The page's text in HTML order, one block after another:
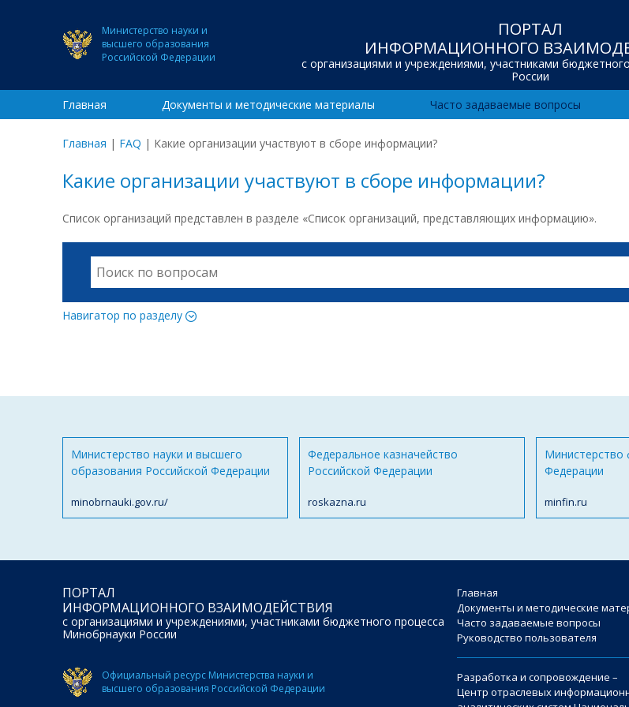
Министерство науки и
высшего образования
Российской Федерации
ПОРТАЛ
ИНФОРМАЦИОННОГО
с организациями и учреждениями, участниками
России
Главная Документы и методические материалы Часто задаваемые вопросы
Главная | FAQ | Какие организации участвуют в сборе информации?
Какие организации участвуют в сборе информации?
Список организаций представлен в разделе «Список организаций, представляющих информацию».
Навигатор по разделу
Министерство науки и высшего
образования Российской Федерации
minobrnauki.gov.ru/
Федеральное казначейство
Российской Федерации
roskazna.ru
Министерство
Федерации
minfin.ru
ПОРТАЛ
ИНФОРМАЦИОННОГО ВЗАИМОДЕЙСТВИЯ
с организациями и учреждениями, участниками бюджетного процесса
Минобрнауки России
Официальный ресурс Министерства науки и
высшего образования Российской Федерации
Главная
Документы и методические
Часто задаваемые вопросы
Руководство пользователя
Разработка и сопровождение –
Центр отраслевых